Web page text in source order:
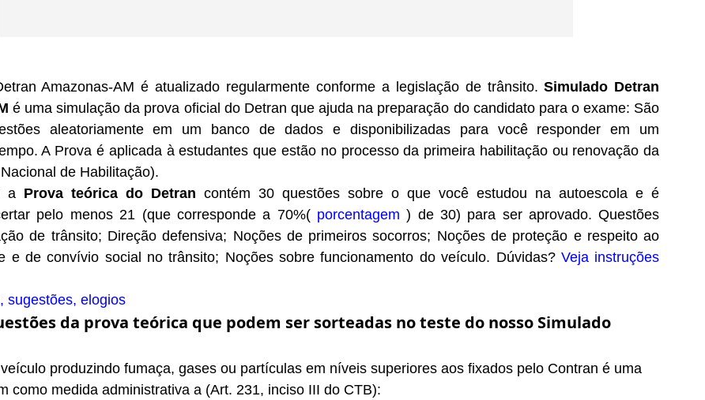
Amazonas-AM é atualizado regularmente conforme a legislação de trânsito.Simulado Detran
é uma simulação da prova oficial do Detran que ajuda na preparação do candidato para o exame: São
aleatoriamente em um banco de dados e disponibilizadas para você responder em um
A Prova é aplicada à estudantes que estão no processo da primeira habilitação ou renovação da
de Habilitação).
a Prova teórica do Detran contém 30 questões sobre o que você estudou na autoescola e é
pelo menos 21 (que corresponde a 70%( porcentagem ) de 30) para ser aprovado. Questões
de trânsito; Direção defensiva; Noções de primeiros socorros; Noções de proteção e respeito ao
e de convívio social no trânsito; Noções sobre funcionamento do veículo. Dúvidas? Veja instruções
sugestões, elogios
da prova teórica que podem ser sorteadas no teste do nosso Simulado
produzindo fumaça, gases ou partículas em níveis superiores aos fixados pelo Contran é uma
como medida administrativa a (Art. 231, inciso III do CTB):